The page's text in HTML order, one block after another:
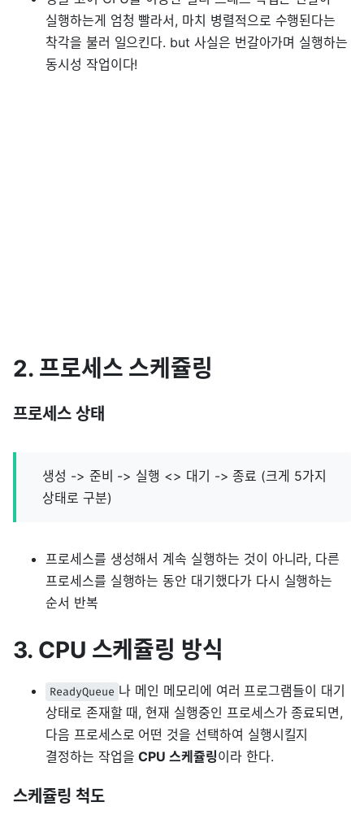
실행하는게 엄청 빨라서, 마치 병렬적으로 수행된다는
착각을 불러 일으킨다. but 사실은 번갈아가며 실행하는
동시성 작업이다!
2. 프로세스 스케쥴링
프로세스 상태
생성 -> 준비 -> 실행 <> 대기 -> 종료 (크게 5가지
상태로 구분)
프로세스를 생성해서 계속 실행하는 것이 아니라, 다른
프로세스를 실행하는 동안 대기했다가 다시 실행하는
순서 반복
3. CPU 스케쥴링 방식
ReadyQueue 나 메인 메모리에 여러 프로그램들이 대기
상태로 존재할 때, 현재 실행중인 프로세스가 종료되면,
다음 프로세스로 어떤 것을 선택하여 실행시킬지
결정하는 작업을CPU 스케쥴링이라 한다.
스케쥴링 척도